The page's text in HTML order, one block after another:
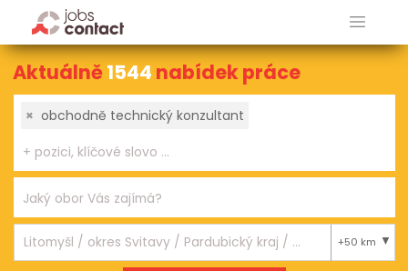
Aktuálně1544 nabídek práce
× obchodně technický konzultant
+50 km